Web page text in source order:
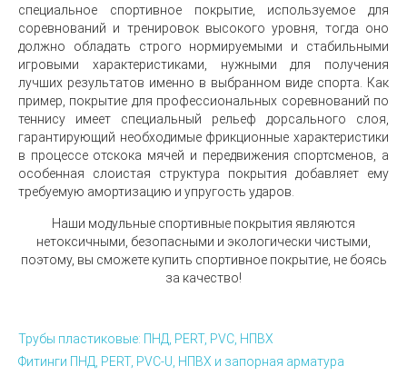
специальное спортивное покрытие, используемое для
соревнований и тренировок высокого уровня, тогда оно
должно обладать строго нормируемыми и стабильными
игровыми характеристиками, нужными для получения
лучших результатов именно в выбранном виде спорта. Как
пример, покрытие для профессиональных соревнований по
теннису имеет специальный рельеф дорсального слоя,
гарантирующий необходимые фрикционные характеристики
в процессе отскока мячей и передвижения спортсменов, a
особенная слоистая структура покрытия добавляет ему
требуемую амортизацию и упругость ударов.
Наши модульные спортивные покрытия являются
нетоксичными, безопасными и экологически чистыми,
поэтому, вы сможете купить спортивное покрытие, не боясь
за качество!
Трубы пластиковые: ПНД, PERT, PVC, НПВХ
Фитинги ПНД, PERT, PVC-U, НПВХ и запорная арматура